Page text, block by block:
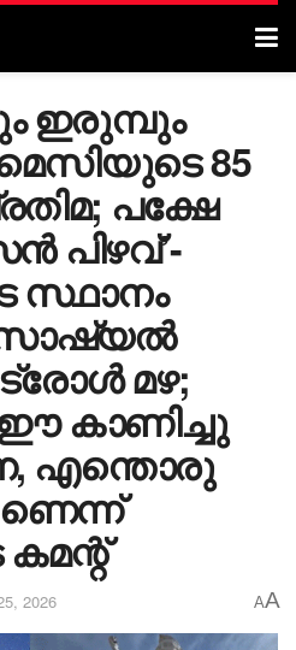
ഇരുമ്പും
85
പക്ഷേ
പിഴവ്’-
സ്ഥാനം
മഴ;
ഈ കാണിച്ചു
എന്തൊരു
2026 AA